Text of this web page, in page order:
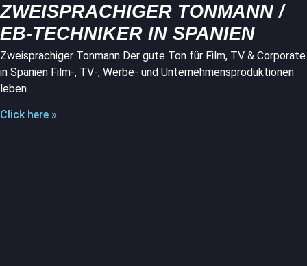
ZWEISPRACHIGER TONMANN /
EB-TECHNIKER IN SPANIEN
Zweisprachiger Tonmann Der gute Ton für Film, TV & Corporate
in Spanien Film-, TV-, Werbe- und Unternehmensproduktionen
leben
Click here »